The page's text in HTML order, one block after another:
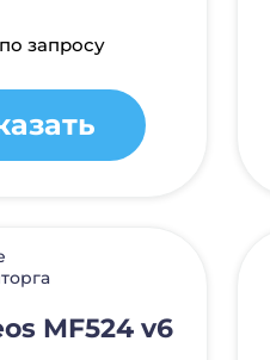
запросу
MF524 v6